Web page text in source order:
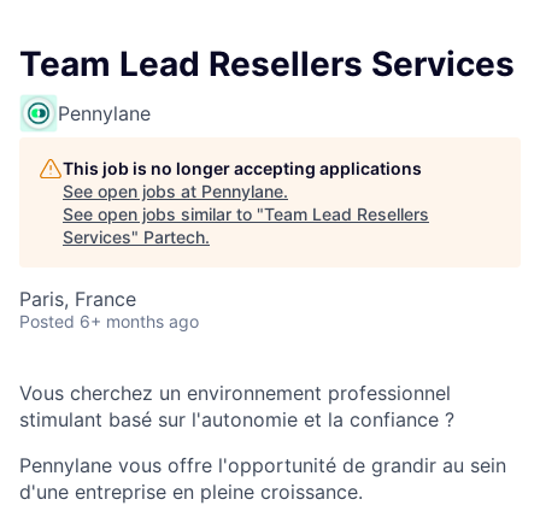
Team Lead Resellers Services
Pennylane
This job is no longer accepting applications
See open jobs at Pennylane.
See open jobs similar to "Team Lead Resellers
Services" Partech.
Paris, France
Posted 6+ months ago
Vous cherchez un environnement professionnel
stimulant basé sur l'autonomie et la confiance ?
Pennylane vous offre l'opportunité de grandir au sein
d'une entreprise en pleine croissance.